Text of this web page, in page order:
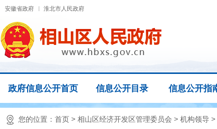
安徽省政府 淮北市人民政府
政府信息公开首页 信息公开目录 信息公开指
您的位置： 首页 > 相山区经济开发区管理委员会 > 机构领导 >